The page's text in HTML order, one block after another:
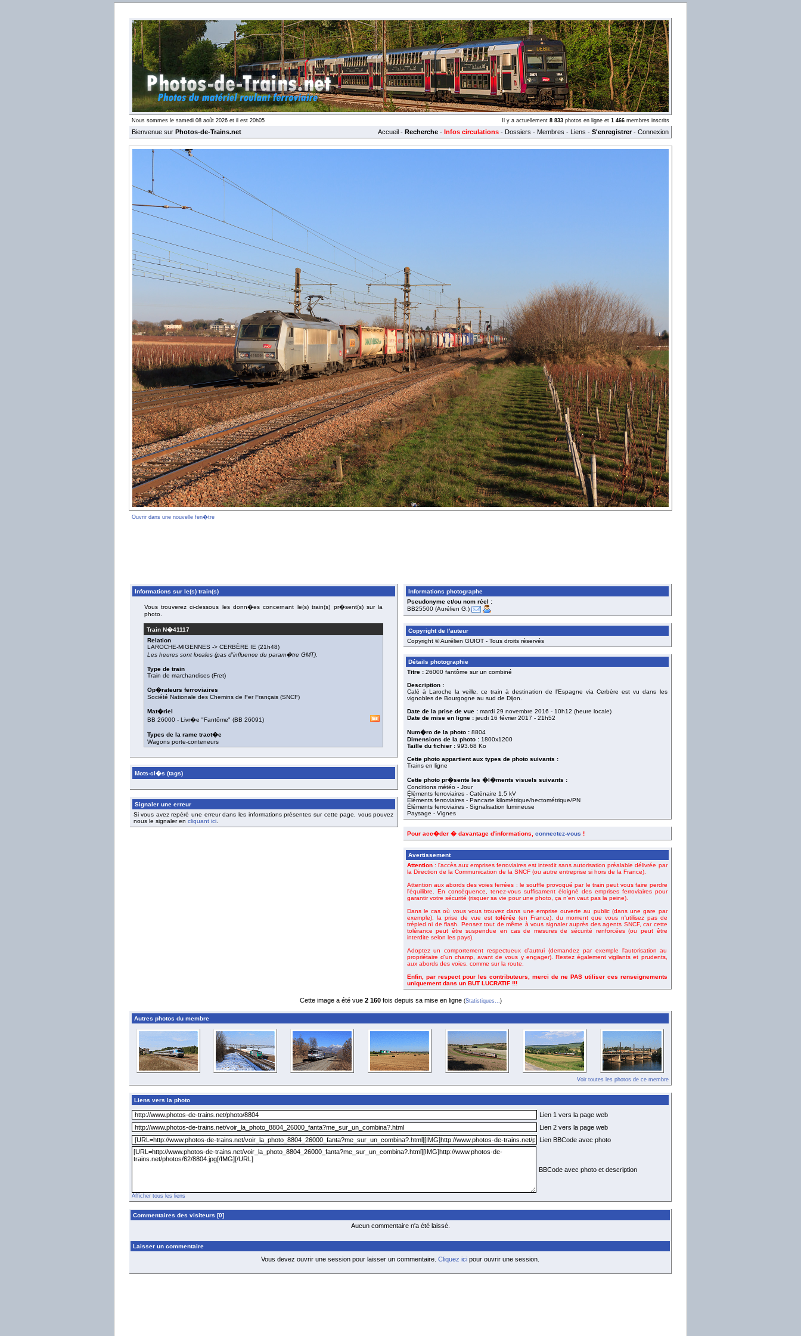
Nous sommes le samedi 08 août 2026 et il est 20h05 Il y a actuellement 8 833 photos en ligne et 1 466 membres inscrits
Bienvenue sur Photos-de-Trains.net Accueil - Recherche - Infos circulations - Dossiers - Membres - Liens - S'enregistrer- Connexion
Ouvrir dans une nouvelle fen�tre
Informations sur le(s) train(s)
Vous trouverez ci-dessous les donn�es concernant le(s) train(s) pr�sent(s) sur la
photo.
Train N�41117
Relation
LAROCHE-MIGENNES -> CERBÈRE IE (21h48)
Les heures sont locales (pas d'influence du param�tre GMT).
Type de train
Train de marchandises (Fret)
Op�rateurs ferroviaires
Société Nationale des Chemins de Fer Français (SNCF)
Mat�riel
BB 26000 - Livr�e "Fantôme" (BB 26091)
Types de la rame tract�e
Wagons porte-conteneurs
Mots-cl�s (tags)
Signaler une erreur
Si vous avez repéré une erreur dans les informations présentes sur cette page, vous pouvez
nous le signaler en cliquant ici.
Informations photographe
Pseudonyme et/ou nom réel :
BB25500 (Aurélien G.)
Copyright de l'auteur
Copyright © Aurélien GUIOT - Tous droits réservés
Détails photographie
Titre :26000 fantôme sur un combiné
Description :
Calé à Laroche la veille, ce train à destination de l'Espagne via Cerbère est vu dans les
vignobles de Bourgogne au sud de Dijon.
Date de la prise de vue : mardi 29 novembre 2016 - 10h12 (heure locale)
Date de mise en ligne : jeudi 16 février 2017 - 21h52
Num�ro de la photo :8804
Dimensions de la photo :1800x1200
Taille du fichier :993.68 Ko
Cette photo appartient aux types de photo suivants :
Trains en ligne
Cette photo pr�sente les �l�ments visuels suivants :
Conditions météo - Jour
Éléments ferroviaires - Caténaire 1.5 kV
Éléments ferroviaires - Pancarte kilométrique/hectométrique/PN
Éléments ferroviaires - Signalisation lumineuse
Paysage - Vignes
Pour acc�der � davantage d'informations, connectez-vous !
Avertissement
Attention: l'accès aux emprises ferroviaires est interdit sans autorisation préalable délivrée par
la Direction de la Communication de la SNCF (ou autre entreprise si hors de la France).
Attention aux abords des voies ferrées : le souffle provoqué par le train peut vous faire perdre
l'équilibre. En conséquence, tenez-vous suffisament éloigné des emprises ferroviaires pour
garantir votre sécurité (risquer sa vie pour une photo, ça n'en vaut pas la peine).
Dans le cas où vous vous trouvez dans une emprise ouverte au public (dans une gare par
exemple), la prise de vue est tolérée(en France), du moment que vous n'utilisez pas de
trépied ni de flash. Pensez tout de même à vous signaler auprès des agents SNCF, car cette
tolérance peut être suspendue en cas de mesures de sécurité renforcées (ou peut être
interdite selon les pays).
Adoptez un comportement respectueux d'autrui (demandez par exemple l'autorisation au
propriétaire d'un champ, avant de vous y engager). Restez également vigilants et prudents,
aux abords des voies, comme sur la route.
Enfin, par respect pour les contributeurs, merci de ne PAS utiliser ces renseignements
uniquement dans un BUT LUCRATIF !!!
Cette image a été vue 2 160fois depuis sa mise en ligne (Statistiques...)
Autres photos du membre
Voir toutes les photos de ce membre
Liens vers la photo
Lien 1 vers la page web
Lien 2 vers la page web
Lien BBCode avec photo
BBCode avec photo et description
Afficher tous les liens
Commentaires des visiteurs [0]
Aucun commentaire n'a été laissé.
Laisser un commentaire
Vous devez ouvrir une session pour laisser un commentaire. Cliquez ici pour ouvrir une session.